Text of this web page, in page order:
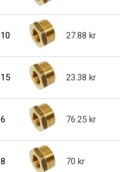
27.88
23.38
76.25
70